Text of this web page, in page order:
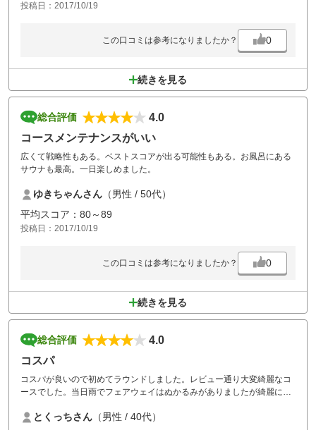
投稿日：2017/10/19
この口コミは参考になりましたか？ 0
続きを見る
総合評価
4.0
コースメンテナンスがいい
広くて戦略性もある。ベストスコアが出る可能性もある。お風呂にある
サウナも最高。一日楽しめました。
ゆきちゃんさん （男性 / 50代）
平均スコア：80～89
投稿日：2017/10/19
この口コミは参考になりましたか？ 0
続きを見る
総合評価
4.0
コスパ
コスパが良いので初めてラウンドしました。レビュー通り大変綺麗なコ
ースでした。当日雨でフェアウェイはぬかるみがありましたが綺麗に手
コストパホーマンスが大変よく良くお得なゴルフ場だと思います。
とくっちさん （男性 / 40代）